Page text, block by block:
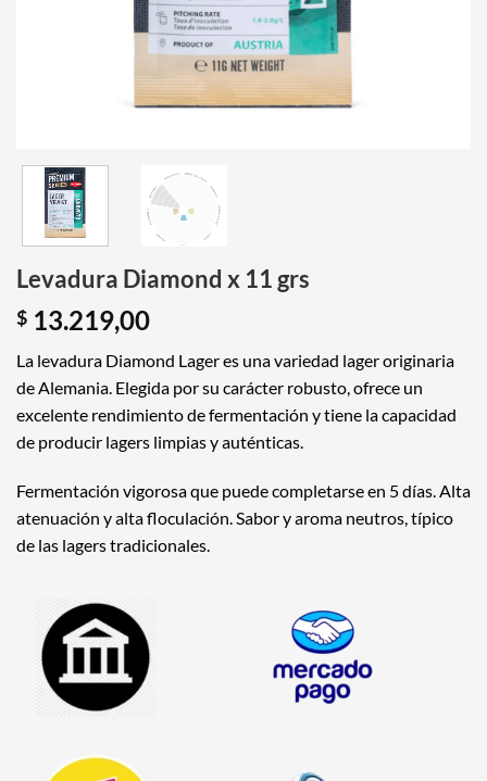
Levadura Diamond x 11 grs
$ 13.219,00
La levadura Diamond Lager es una variedad lager originaria
de Alemania. Elegida por su carácter robusto, ofrece un
excelente rendimiento de fermentación y tiene la capacidad
de producir lagers limpias y auténticas.
Fermentación vigorosa que puede completarse en 5 días. Alta
atenuación y alta floculación. Sabor y aroma neutros, típico
de las lagers tradicionales.